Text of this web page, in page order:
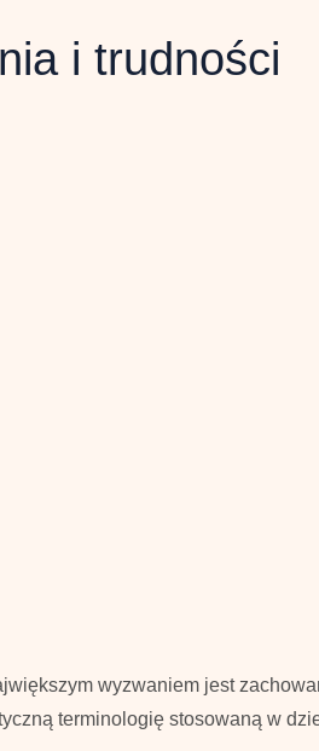
i trudności
wyzwaniem jest
terminologię stosowaną w